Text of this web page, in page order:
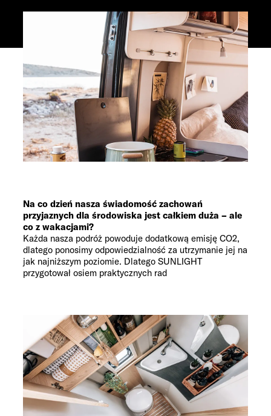
Na co dzień nasza świadomość zachowań
przyjaznych dla środowiska jest całkiem duża – ale
co z wakacjami?
Każda nasza podróż powoduje dodatkową emisję CO2,
dlatego ponosimy odpowiedzialność za utrzymanie jej na
jak najniższym poziomie. Dlatego SUNLIGHT
przygotował osiem praktycznych rad